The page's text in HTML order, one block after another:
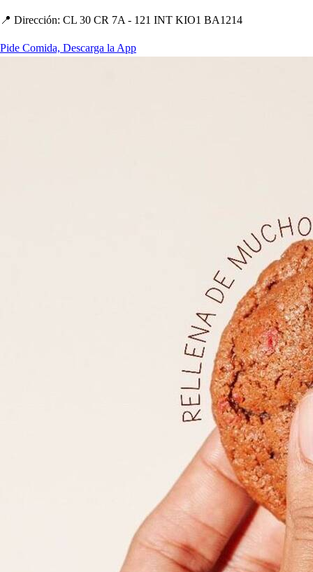
📍 Dirección: CL 30 CR 7A - 121 INT KIO1 BA1214
Pide Comida, Descarga la App